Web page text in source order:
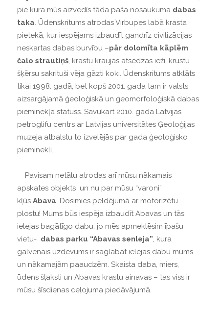
pie kura mūs aizvedīs tāda paša nosaukuma dabas
taka. Ūdenskritums atrodas Virbupes labā krasta
pietekā, kur iespējams izbaudīt gandrīz civilizācijas
neskartas dabas burvību –pār dolomīta kāplēm
čalo strautiņš, krastu kraujās atsedzas ieži, krustu
šķērsu sakrituši vēja gāzti koki. Ūdenskritums atklāts
tikai 1998. gadā, bet kopš 2001. gada tam ir valsts
aizsargājamā ģeoloģiskā un ģeomorfoloģiskā dabas
pieminekļa statuss. Savukārt 2010. gadā Latvijas
petroglifu centrs ar Latvijas universitātes Ģeoloģijas
muzeja atbalstu to izvelējās par gada ģeoloģisko
pieminekli.
Pavisam netālu atrodas arī mūsu nākamais
apskates objekts un nu par mūsu “varoni”
kļūs Abava. Dosimies peldējumā ar motorizētu
plostu! Mums būs iespēja izbaudīt Abavas un tās
ielejas bagātīgo dabu, jo mēs apmeklēsim īpašu
vietu- dabas parku “Abavas senleja”, kura
galvenais uzdevums ir saglabāt ielejas dabu mums
un nākamajām paaudzēm. Skaista daba, miers,
ūdens šļaksti un Abavas krastu ainavas – tas viss ir
mūsu šīsdienas ceļojuma piedāvājumā.